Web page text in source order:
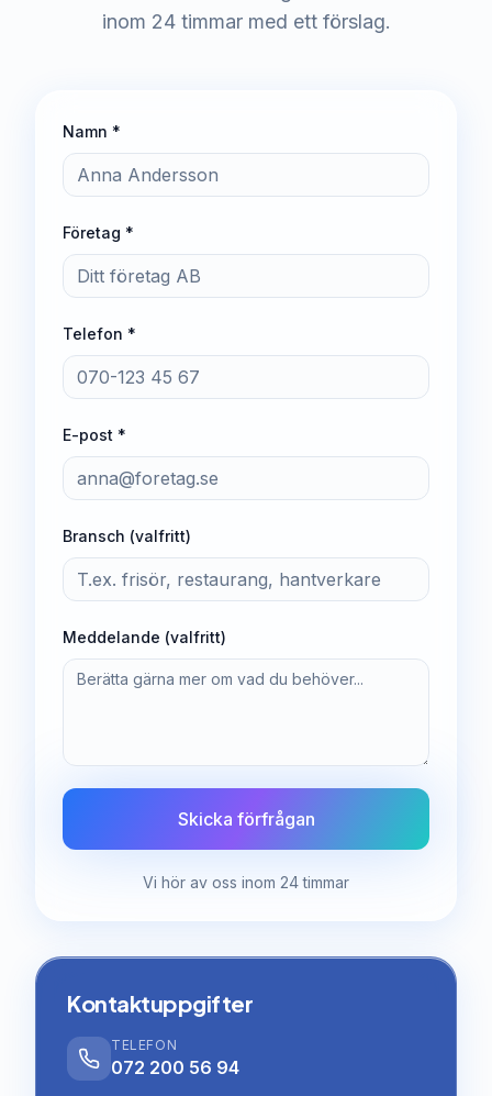
inom 24 timmar med ett förslag.
Namn *
Företag *
Telefon *
E-post *
Bransch (valfritt)
Meddelande (valfritt)
Skicka förfrågan
Vi hör av oss inom 24 timmar
Kontaktuppgifter
TELEFON
072 200 56 94